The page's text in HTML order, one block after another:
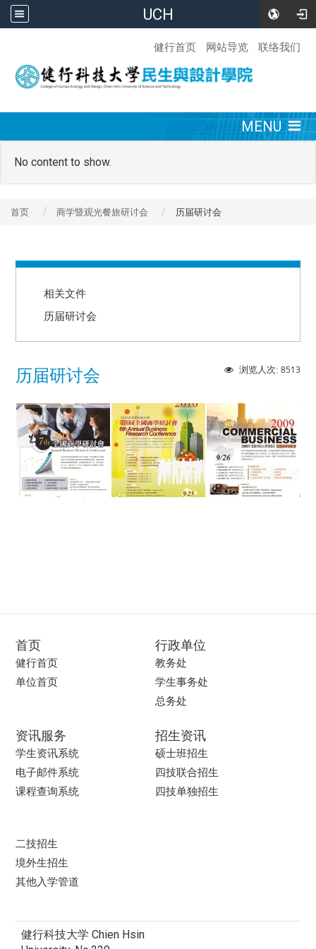
UCH
健行首页 网站导览 联络我们
MENU
No content to show.
首页 商学暨观光餐旅研讨会 历届研讨会
相关文件
历届研讨会
浏览人次: 8513
历届研讨会
首页
健行首页
单位首页
行政单位
教务处
学生事务处
总务处
资讯服务
学生资讯系统
电子邮件系统
课程查询系统
招生资讯
硕士班招生
四技联合招生
四技单独招生
二技招生
境外生招生
其他入学管道
健行科技大学 Chien Hsin